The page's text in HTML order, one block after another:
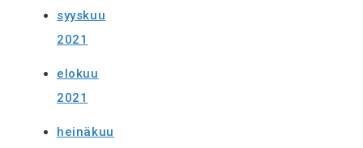
syyskuu
2021
elokuu
2021
heinäkuu